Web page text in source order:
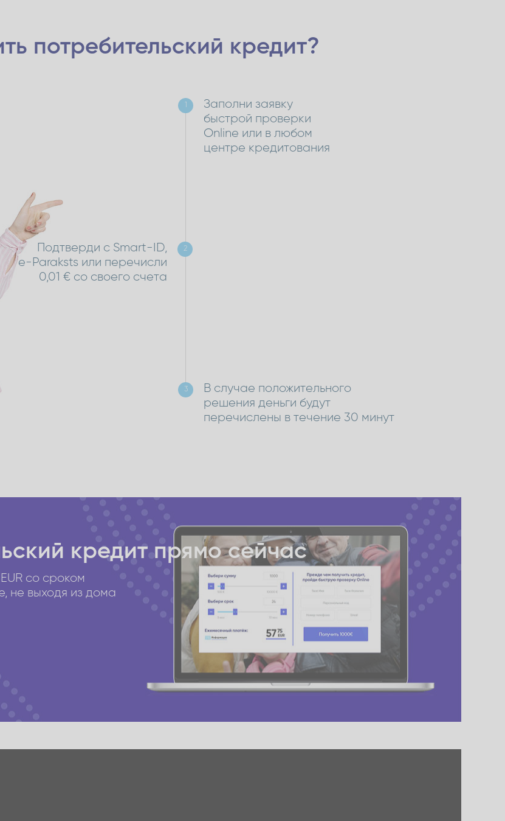
потребительский кредит?
Заполни заявку
быстрой проверки
Online или в любом
центре кредитования
2
Подтверди с Smart-ID,
e-Paraksts или перечисли
0,01 € со своего счета
3
В случае положительного
решения деньги будут
перечислены в течение 30 минут
кредит прямо сейчас
со сроком
не выходя из дома